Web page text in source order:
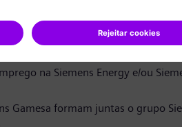
na Siemens Energy e/ou
Gamesa formam juntas o grupo